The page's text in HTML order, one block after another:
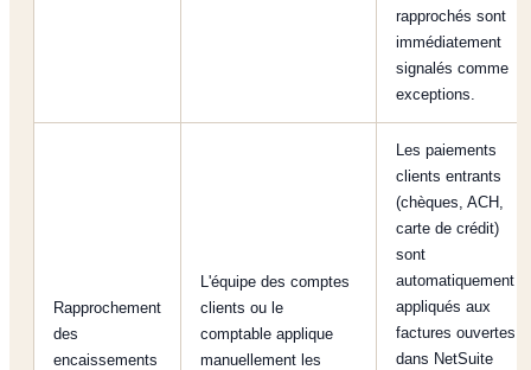
rapprochés sont
immédiatement
signalés comme
exceptions.
Rapprochement
des
encaissements
L'équipe des comptes
clients ou le
comptable applique
manuellement les
Les paiements
clients entrants
(chèques, ACH,
carte de crédit)
sont
automatiquement
appliqués aux
factures ouvertes
dans NetSuite